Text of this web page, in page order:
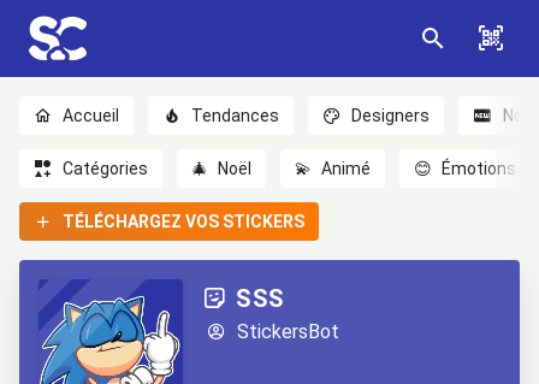
Accueil Tendances Designers
Catégories 🎄 Noël 💫 Animé 😊 Émotions
TÉLÉCHARGEZ VOS STICKERS
SSS
StickersBot